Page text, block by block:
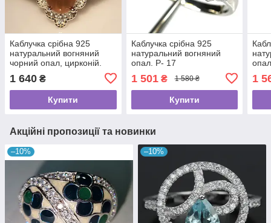
Каблучка срібна 925
натуральний вогняний
чорний опал, цирконій.
1 640 ₴
Купити
Каблучка срібна 925
натуральний вогняний
опал. Р- 17
1 501₴ 1 580 ₴
Купити
1
Акційні пропозиції та новинки
–10% –10%